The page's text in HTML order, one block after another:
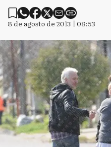
8 de agosto de 2013 | 08:53